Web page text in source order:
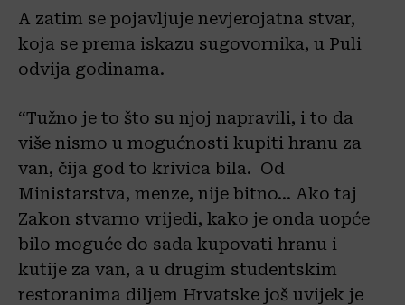
A zatim se pojavljuje nevjerojatna stvar,
koja se prema iskazu sugovornika, u Puli
odvija godinama.
“Tužno je to što su njoj napravili, i to da
više nismo u mogućnosti kupiti hranu za
van, čija god to krivica bila. Od
Ministarstva, menze, nije bitno… Ako taj
Zakon stvarno vrijedi, kako je onda uopće
bilo moguće do sada kupovati hranu i
kutije za van, a u drugim studentskim
restoranima diljem Hrvatske još uvijek je